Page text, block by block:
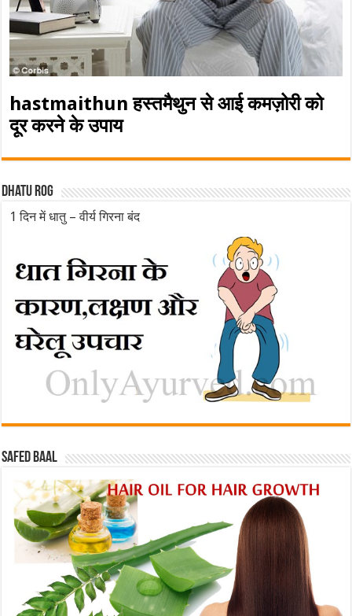
hastmaithun हस्तमैथुन से आई कमज़ोरी को
दूर करने के उपाय
Dhatu rog
1 दिन में धातु – वीर्य गिरना बंद
Safed baal